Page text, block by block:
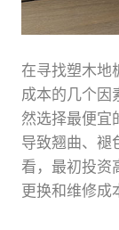
在寻找塑木地
成本的几个因
然选择最便宜
导致翘曲、褪
看，最初投资
更换和维修成